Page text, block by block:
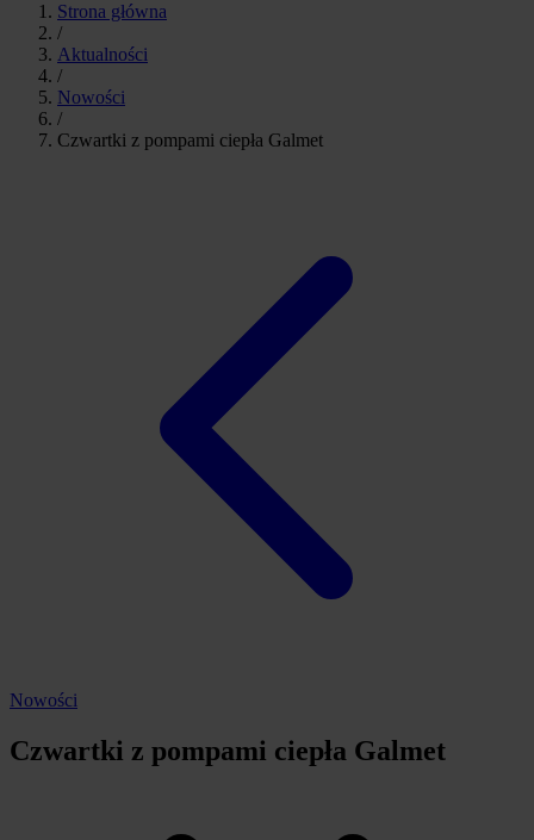
Strona główna
/
Aktualności
/
Nowości
/
Czwartki z pompami ciepła Galmet
Nowości
Czwartki z pompami ciepła Galmet